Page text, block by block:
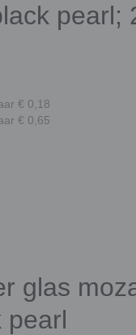
pearl;
€ 0,18
€ 0,65
glas
pearl